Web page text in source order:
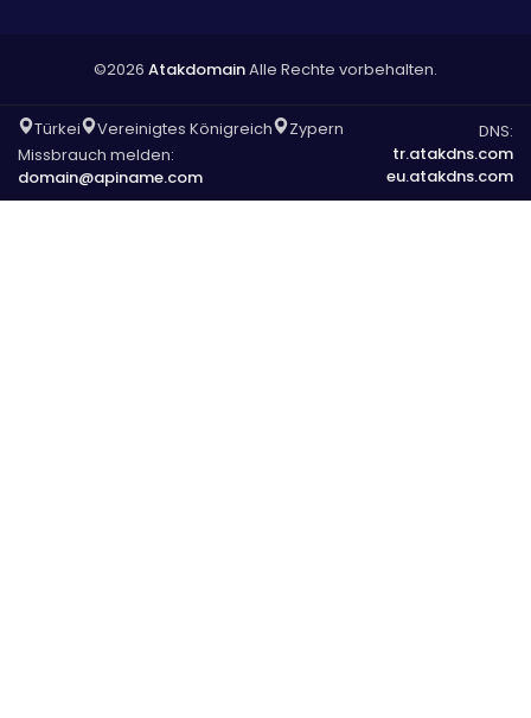
©2026 AtakdomainAlle Rechte vorbehalten.
Türkei Vereinigtes Königreich
Zypern
Missbrauch melden:
domain@apiname.com
DNS:
tr.atakdns.com
eu.atakdns.com